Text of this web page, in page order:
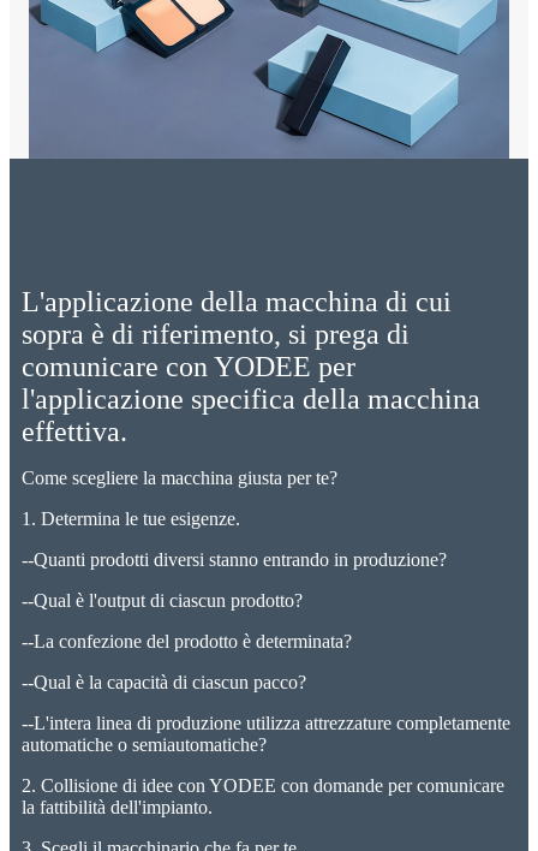
L'applicazione della macchina di cui
sopra è di riferimento, si prega di
comunicare con YODEE per
l'applicazione specifica della macchina
effettiva.
Come scegliere la macchina giusta per te?
1. Determina le tue esigenze.
--Quanti prodotti diversi stanno entrando in produzione?
--Qual è l'output di ciascun prodotto?
--La ​​confezione del prodotto è determinata?
--Qual è la capacità di ciascun pacco?
--L'intera linea di produzione utilizza attrezzature completamente
automatiche o semiautomatiche?
2. Collisione di idee con YODEE con domande per comunicare
la fattibilità dell'impianto.